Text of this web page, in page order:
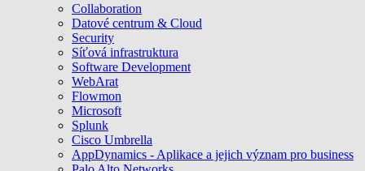
Collaboration
Datové centrum & Cloud
Security
Síťová infrastruktura
Software Development
WebArat
Flowmon
Microsoft
Splunk
Cisco Umbrella
AppDynamics - Aplikace a jejich význam pro business